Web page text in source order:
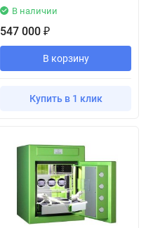
В наличии
547 000 ₽
В корзину
Купить в 1 клик